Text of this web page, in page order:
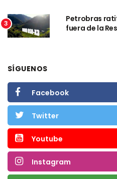
3
Petrobras
fuera de la
SÍGUENOS
Facebook
Twitter
Youtube
Instagram